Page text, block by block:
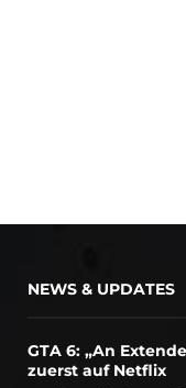
NEWS & UPDATES
GTA 6: „An
zuerst auf Netflix